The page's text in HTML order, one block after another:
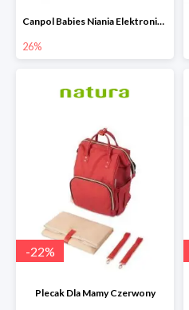
Canpol Babies Niania Elektroniczna Dwukierunkowa -26%
26%
-22%
Plecak Dla Mamy Czerwony